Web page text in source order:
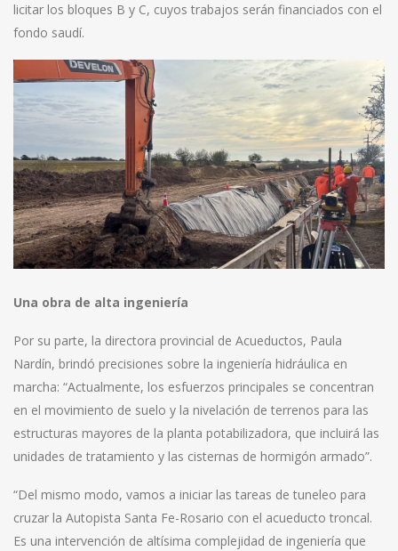
licitar los bloques B y C, cuyos trabajos serán financiados con el
fondo saudí.
Una obra de alta ingeniería
Por su parte, la directora provincial de Acueductos, Paula
Nardín, brindó precisiones sobre la ingeniería hidráulica en
marcha: “Actualmente, los esfuerzos principales se concentran
en el movimiento de suelo y la nivelación de terrenos para las
estructuras mayores de la planta potabilizadora, que incluirá las
unidades de tratamiento y las cisternas de hormigón armado”.
“Del mismo modo, vamos a iniciar las tareas de tuneleo para
cruzar la Autopista Santa Fe-Rosario con el acueducto troncal.
Es una intervención de altísima complejidad de ingeniería que